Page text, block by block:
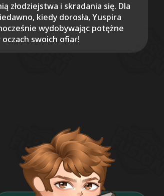
złodziejstwa i skradania się. Dla
kiedy dorosła, Yuspira
wydobywając potężne
swoich ofiar!